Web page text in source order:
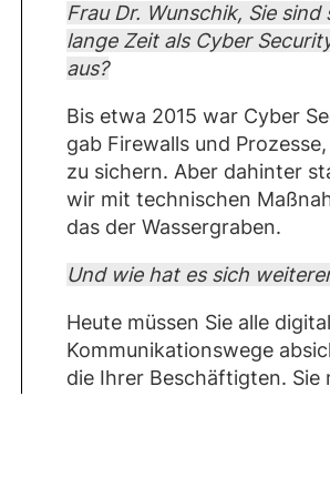
Frau Dr. Wunschik, Sie
lange Zeit als Cyber
aus?
Bis etwa 2015 war Cyber
gab Firewalls und
zu sichern. Aber dahinter
wir mit technischen
das der Wassergraben.
Und wie hat es sich
Heute müssen Sie alle
Kommunikationswege
die Ihrer Beschäftigten. Sie